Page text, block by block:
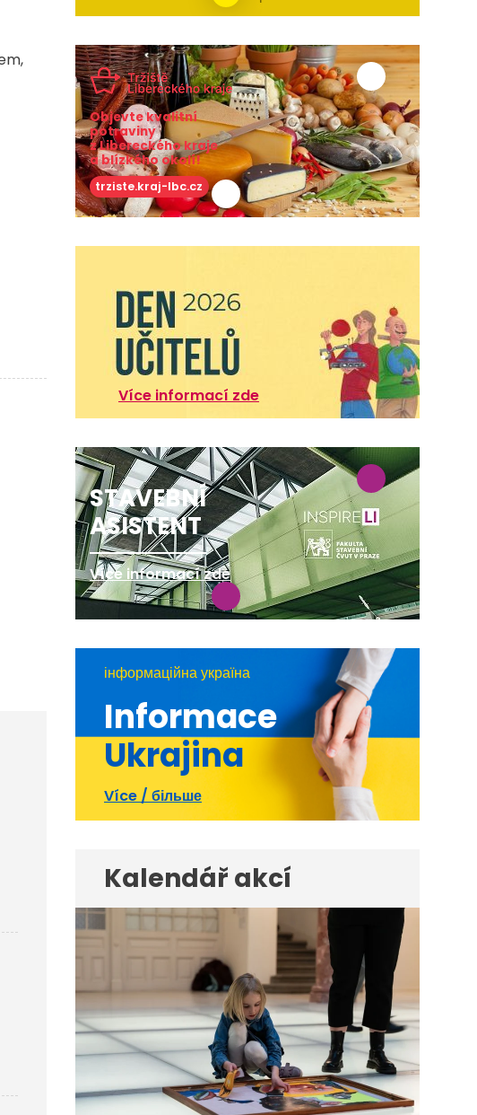
Objevte kvalitní
potraviny
z Libereckého kraje
a blízkého okolí!
trziste.kraj-lbc.cz
Více informací zde
STAVEBNÍ
ASISTENT
Více informací zde
інформаційна україна
Informace
Ukrajina
Více / більше
Kalendář akcí